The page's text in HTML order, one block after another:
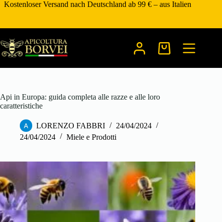
Zum
Kostenloser Versand nach Deutschland ab 99 € – aus Italien
Warenkorb
Api in Europa: guida completa alle razze e alle loro
caratteristiche
LORENZO FABBRI
24/04/2024
24/04/2024
Miele e Prodotti